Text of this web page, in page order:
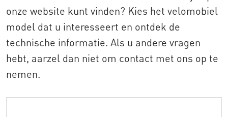
onze website kunt vinden? Kies het velomobiel
model dat u interesseert en ontdek de
technische informatie. Als u andere vragen
hebt, aarzel dan niet om contact met ons op te
nemen.